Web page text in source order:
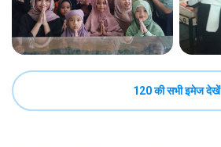
120 की सभी इमेज देखें